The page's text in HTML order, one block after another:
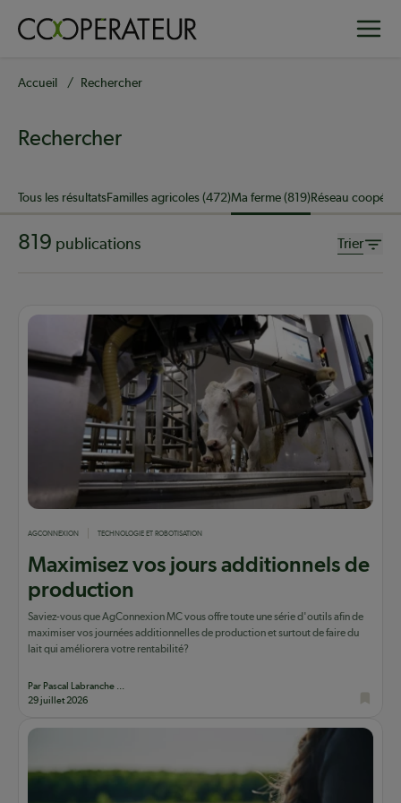
principal
Fil
Accueil Rechercher
Rechercher
Tous les résultatsFamilles agricoles (472)Ma ferme (819)Réseau
819 publications Trier
AGCONNEXION TECHNOLOGIE ET ROBOTISATION
Maximisez vos jours additionnels de
production
Saviez-vous que AgConnexion MC vous offre toute une série d'outils afin de
maximiser vos journées additionnelles de production et surtout de faire du
lait qui améliorera votre rentabilité?
Par Pascal Labranche ...
29 juillet 2026